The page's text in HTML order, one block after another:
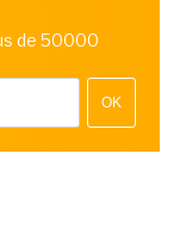
de 50000
OK